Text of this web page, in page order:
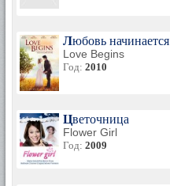
Любовь начинается
Love Begins
Год: 2010
Цветочница
Flower Girl
Год: 2009